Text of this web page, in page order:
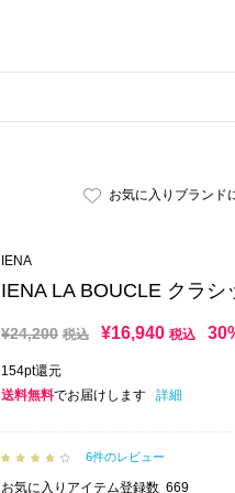
お気に入りブランド
IENA
IENA LA BOUCLE クラ
¥24,200 税込 ¥16,940 税込
154pt還元
送料無料でお届けします 詳細
6件のレビュー
お気に入りアイテム登録数 669